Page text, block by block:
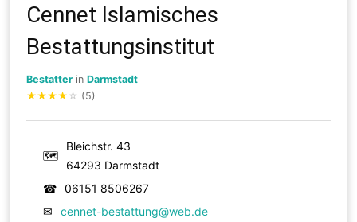
Cennet Islamisches
Bestattungsinstitut
Bestatter inDarmstadt
★★★★ ☆ (5)
🗺
Bleichstr. 43
64293 Darmstadt
☎
06151 8506267
✉
cennet-bestattung@web.de